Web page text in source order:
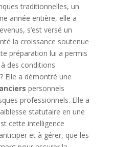
traditionnelles, un
année entière, elle a
s’est versé un
la croissance soutenue
préparation lui a permis
des conditions
Elle a démontré une
personnels
professionnels. Elle a
statutaire en une
cette intelligence
et à gérer, que les